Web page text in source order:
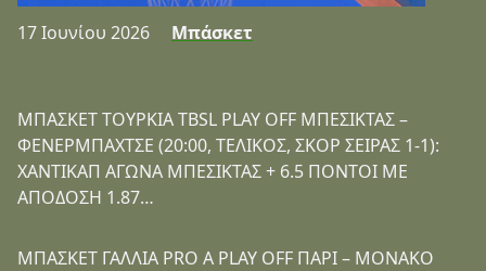
17 Ιουνίου 2026 Μπάσκετ
ΜΠΑΣΚΕΤ ΤΟΥΡΚΙΑ TBSL PLAY OFF ΜΠΕΣΙΚΤΑΣ –
ΦΕΝΕΡΜΠΑΧΤΣΕ (20:00, ΤΕΛΙΚΟΣ, ΣΚΟΡ ΣΕΙΡΑΣ 1-1):
ΧΑΝΤΙΚΑΠ ΑΓΩΝΑ ΜΠΕΣΙΚΤΑΣ + 6.5 ΠΟΝΤΟΙ ΜΕ
ΑΠΟΔΟΣΗ 1.87…
ΜΠΑΣΚΕΤ ΓΑΛΛΙΑ PRO A PLAY OFF ΠΑΡΙ – ΜΟΝΑΚΟ